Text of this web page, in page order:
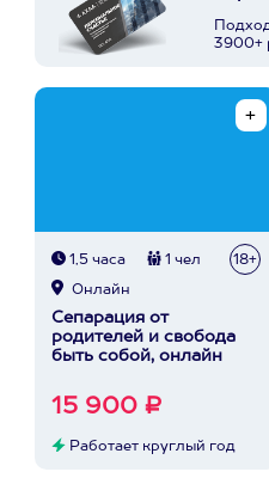
3900+
1,5 часа 1 чел 18+
Онлайн
Сепарация от
родителей и свобода
быть собой, онлайн
15 900 ₽
Работает круглый год